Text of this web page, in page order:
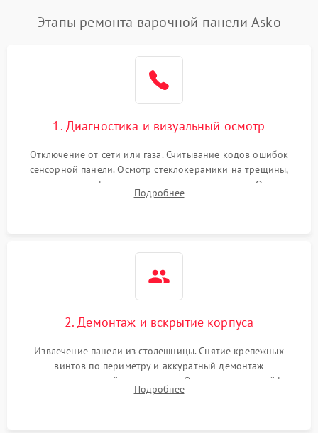
Этапы ремонта варочной панели Asko
1. Диагностика и визуальный осмотр
Отключение от сети или газа. Считывание кодов ошибок
сенсорной панели. Осмотр стеклокерамики на трещины,
проверка конфорок на равномерность нагрева. Опрос
клиента о симптомах (не включается, не видит посуду,
Подробнее
2. Демонтаж и вскрытие корпуса
Извлечение панели из столешницы. Снятие крепежных
винтов по периметру и аккуратный демонтаж
стеклокерамической поверхности. Отсоединение шлейфов
сенсорного блока для доступа к силовым платам, катушкам
Подробнее